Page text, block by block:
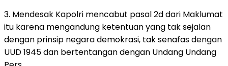
3. Mendesak Kapolri mencabut pasal 2d dari Maklumat
itu karena mengandung ketentuan yang tak sejalan
dengan prinsip negara demokrasi, tak senafas dengan
UUD 1945 dan bertentangan dengan Undang Undang